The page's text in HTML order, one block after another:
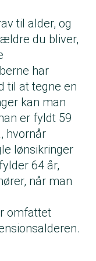
til alder, og
du bliver,
har
til at tegne en
kan man
er fyldt 59
hvornår
lønsikringer
64 år,
når man
omfattet